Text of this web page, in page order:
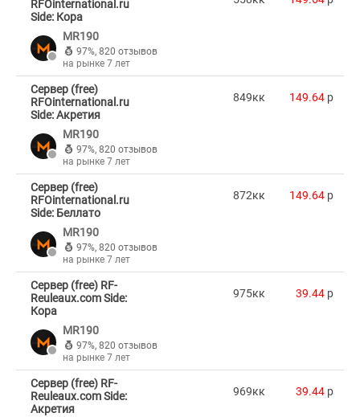
RFOinternational.ru
Side: Кора
MR190
97%, 820 отзывов
на рынке 7 лет
Сервер (free)
RFOinternational.ru
Side: Акретия
MR190
97%, 820 отзывов
на рынке 7 лет
849кк 149.64 p
Сервер (free)
RFOinternational.ru
Side: Беллато
MR190
97%, 820 отзывов
на рынке 7 лет
872кк 149.64 p
Сервер (free) RF-
Reuleaux.com Side:
Кора
MR190
97%, 820 отзывов
на рынке 7 лет
975кк 39.44 p
Сервер (free) RF-
Reuleaux.com Side:
Акретия
969кк 39.44 p